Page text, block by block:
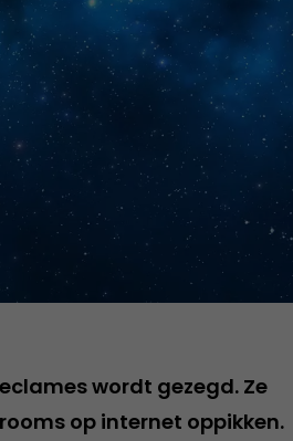
wordt gezegd. Ze
op internet oppikken.